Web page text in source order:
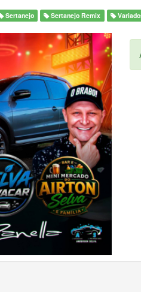
Sertanejo Sertanejo Remix